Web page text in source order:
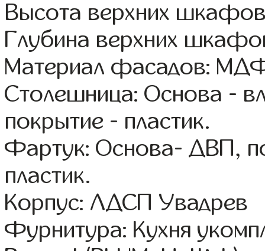
Высота верхних
Глубина верхних
Материал фасадов:
Столешница: Основа -
покрытие - пластик.
Фартук: Основа- ДВП,
пластик.
Корпус: ЛДСП Увадрев
Фурнитура: Кухня